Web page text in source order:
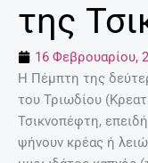
της
16 Φεβρουαρίου,
Η Πέμπτη της
του Τριωδίου
Τσικνοπέφτη,
ψήνουν κρέας ή